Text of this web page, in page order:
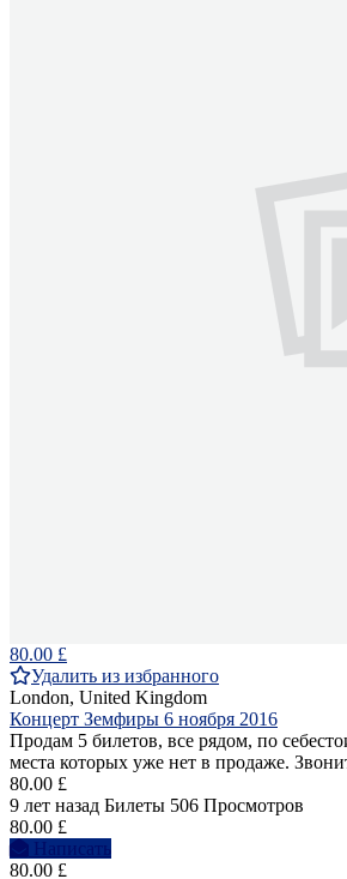
80.00 £
Удалить из избранного
London, United Kingdom
Концерт Земфиры 6 ноября 2016
Продам 5 билетов, все рядом, по
места которых уже нет в продаже.
80.00 £
9 лет назад Билеты 506 Просмотров
80.00 £
Написать
80.00 £